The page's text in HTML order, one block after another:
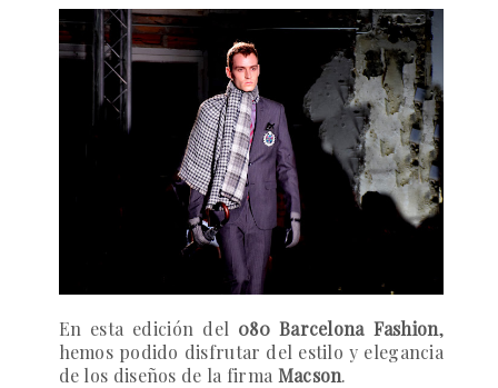
En esta edición del 080 Barcelona Fashion,
hemos podido disfrutar del estilo y elegancia
de los diseños de la firma Macson.